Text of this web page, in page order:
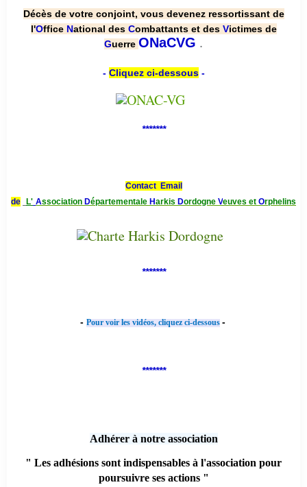
Décès de votre conjoint, vous devenez ressortissant de
l'Office National des Combattants et des Victimes de
Guerre ONaCVG .
- Cliquez ci-dessous-
*******
Contact Email
de
L' Association Départementale Harkis Dordogne Veuves et Orphelins
*******
- Pour voir les vidéos, cliquez ci-dessous -
*******
Adhérer à notre association
" Les adhésions sont indispensables à l'association pour
poursuivre ses actions "